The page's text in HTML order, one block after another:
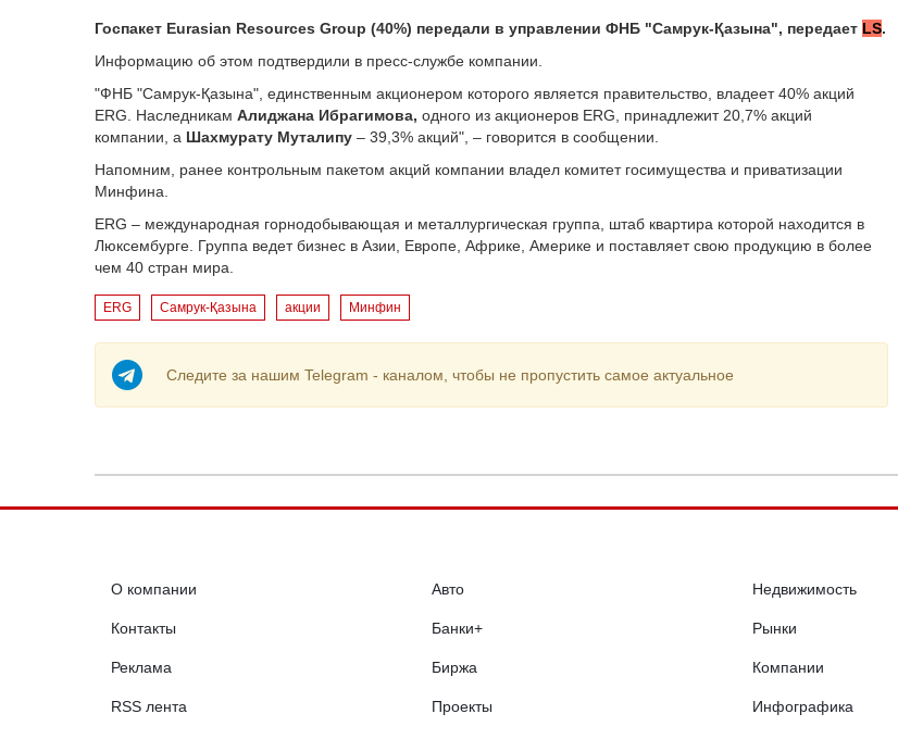
Госпакет Eurasian Resources Group (40%) передали в управлении ФНБ "Самрук-Қазына", передает LS.
Информацию об этом подтвердили в пресс-службе компании.
"ФНБ "Самрук-Қазына", единственным акционером которого является правительство, владеет 40% акций
ERG. Наследникам Алиджана Ибрагимова, одного из акционеров ERG, принадлежит 20,7% акций
компании, а Шахмурату Муталипу – 39,3% акций", – говорится в сообщении.
Напомним, ранее контрольным пакетом акций компании владел комитет госимущества и приватизации
Минфина.
ERG – международная горнодобывающая и металлургическая группа, штаб квартира которой находится в
Люксембурге. Группа ведет бизнес в Азии, Европе, Африке, Америке и поставляет свою продукцию в более
чем 40 стран мира.
ERG Самрук-Қазына акции Минфин
Следите за нашим Telegram - каналом, чтобы не пропустить самое актуальное
О компании
Контакты
Реклама
RSS лента
Авто
Банки+
Биржа
Проекты
Недвижимость
Рынки
Компании
Инфографика